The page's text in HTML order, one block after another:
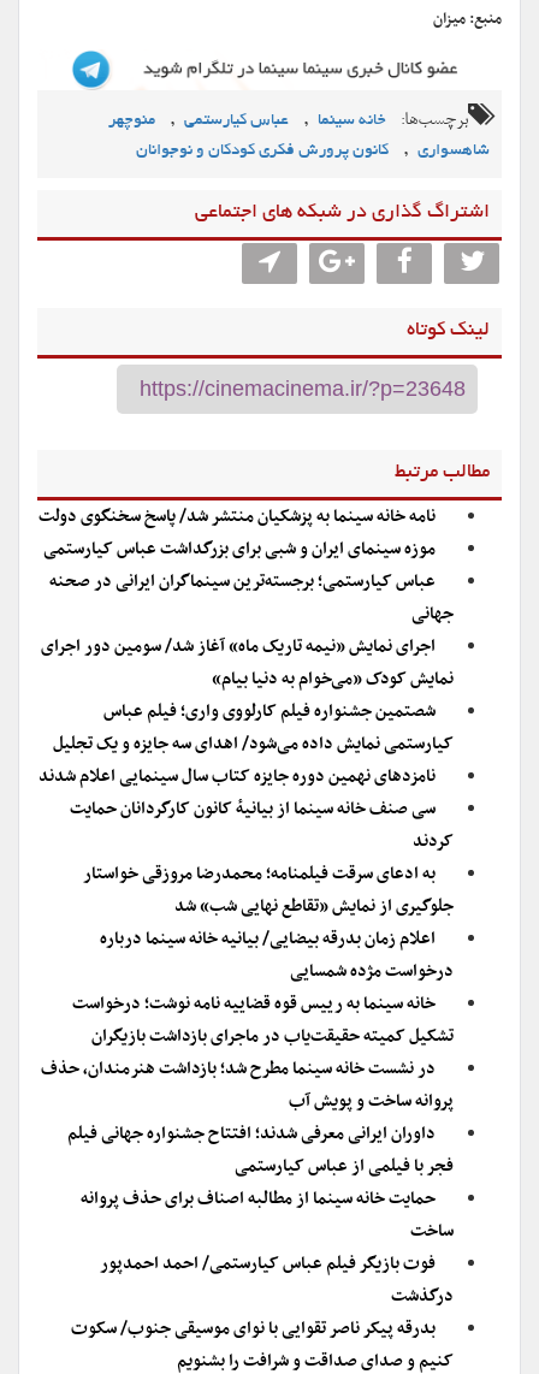
منبع: میزان
برچسب‌ها: خانه سینما , عباس کیارستمی ,
منوچهر
شاهسواری , کانون پرورش فکری کودکان و نوجوانان
اشتراگ گذاری در شبکه های اجتماعی
لینک کوتاه
مطالب مرتبط
نامه خانه سینما به پزشکیان منتشر شد/ پاسخ سخنگوی دولت
موزه سینمای ایران و شبی برای بزرگداشت عباس کیارستمی
عباس کیارستمی؛ برجسته‌ترین سینماگران ایرانی در صحنه
جهانی
اجرای نمایش «نیمه تاریک ماه» آغاز شد/ سومین دور اجرای
نمایش کودک «می‌خوام به دنیا بیام»
شصتمین جشنواره فیلم کارلووی واری؛ فیلم عباس
کیارستمی نمایش داده می‌شود/ اهدای سه جایزه و یک تجلیل
نامزدهای نهمین دوره جایزه کتاب سال سینمایی اعلام شدند
سی صنف خانه سینما از بیانیهٔ کانون کارگردانان حمایت
کردند
به ادعای سرقت فیلمنامه؛ محمدرضا مروزقی خواستار
جلوگیری از نمایش «تقاطع نهایی شب» شد
اعلام زمان بدرقه بیضایی/ بیانیه خانه سینما درباره
درخواست مژده شمسایی
خانه سینما به رییس قوه قضاییه نامه نوشت؛ درخواست
تشکیل کمیته حقیقت‌یاب در ماجرای بازداشت بازیگران
در نشست خانه سینما مطرح شد؛ بازداشت هنرمندان، حذف
پروانه ساخت و پویش آب
داوران ایرانی معرفی شدند؛ افتتاح جشنواره جهانی فیلم
فجر با فیلمی از عباس کیارستمی
حمایت خانه سینما از مطالبه اصناف برای حذف پروانه
ساخت
فوت بازیگر فیلم عباس کیارستمی/ احمد احمدپور
درگذشت
بدرقه پیکر ناصر تقوایی با نوای موسیقی جنوب/ سکوت
کنیم و صدای صداقت و شرافت را بشنویم